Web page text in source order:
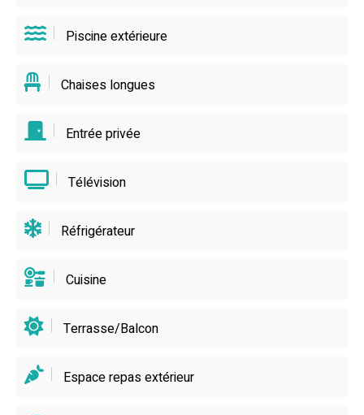
Piscine extérieure
Chaises longues
Entrée privée
Télévision
Réfrigérateur
Cuisine
Terrasse/Balcon
Espace repas extérieur